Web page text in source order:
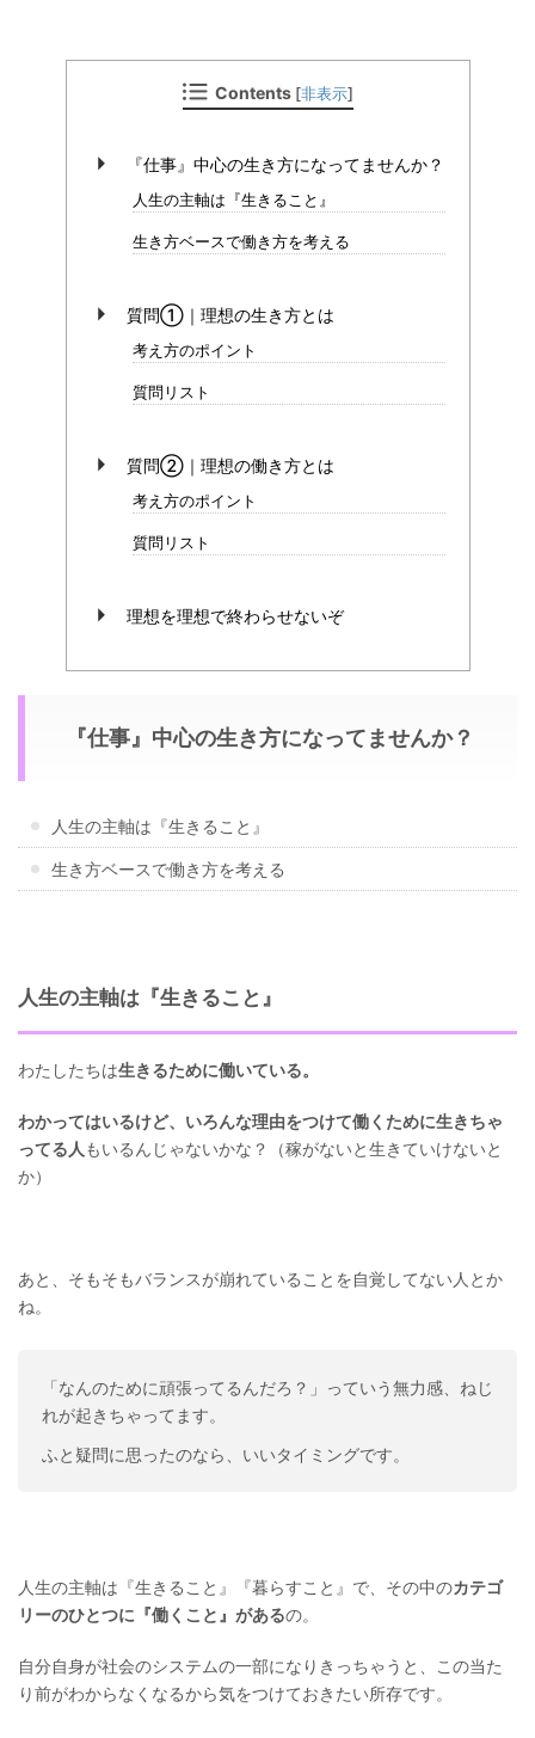
Contents [非表示]
『仕事』中心の生き方になってませんか？
人生の主軸は『生きること』
生き方ベースで働き方を考える
質問①｜理想の生き方とは
考え方のポイント
質問リスト
質問②｜理想の働き方とは
考え方のポイント
質問リスト
理想を理想で終わらせないぞ
『仕事』中心の生き方になってませんか？
人生の主軸は『生きること』
生き方ベースで働き方を考える
人生の主軸は『生きること』
わたしたちは生きるために働いている。
わかってはいるけど、いろんな理由をつけて働くために生きちゃ
ってる人 もいるんじゃないかな？（稼がないと生きていけないと
か）
あと、そもそもバランスが崩れていることを自覚してない人とか
ね。
「なんのために頑張ってるんだろ？」っていう無力感、ねじ
れが起きちゃってます。
ふと疑問に思ったのなら、いいタイミングです。
人生の主軸は『生きること』『暮らすこと』で、その中のカテゴ
リーのひとつに『働くこと』があるの。
自分自身が社会のシステムの一部になりきっちゃうと、この当た
り前がわからなくなるから気をつけておきたい所存です。